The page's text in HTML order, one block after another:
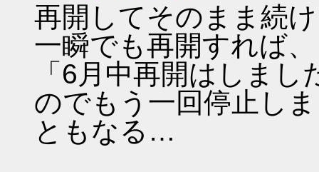
再開してそのまま続
一瞬でも再開すれば、
「6月中再開はしま
のでもう一回停止し
ともなる…